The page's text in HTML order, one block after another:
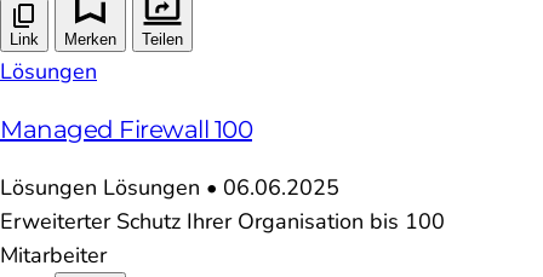
Link Merken Teilen
Lösungen
Managed Firewall 100
Lösungen Lösungen • 06.06.2025
Erweiterter Schutz Ihrer Organisation bis 100
Mitarbeiter